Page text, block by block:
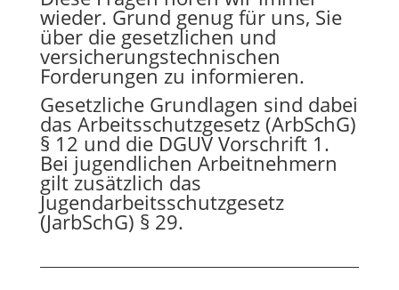
wieder. Grund genug für uns, Sie
über die gesetzlichen und
versicherungstechnischen
Forderungen zu informieren.
Gesetzliche Grundlagen sind dabei
das Arbeitsschutzgesetz (ArbSchG)
§ 12 und die DGUV Vorschrift 1.
Bei jugendlichen Arbeitnehmern
gilt zusätzlich das
Jugendarbeitsschutzgesetz
(JarbSchG) § 29.